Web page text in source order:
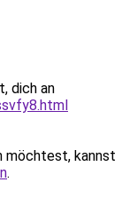
dich an
möchtest, kannst
.